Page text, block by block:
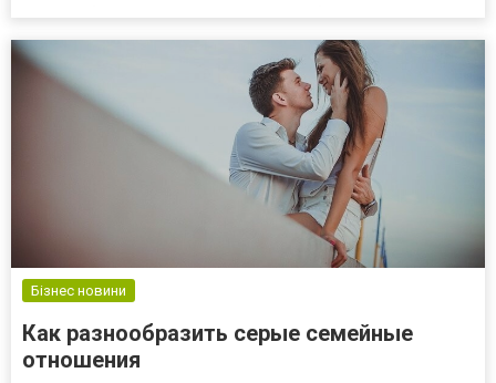
Они...
Бізнес новини
Как разнообразить серые семейные
отношения